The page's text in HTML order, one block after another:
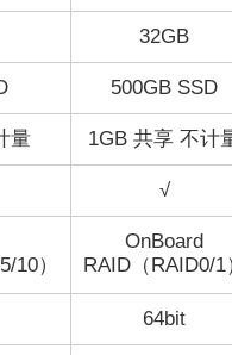
32GB
500GB SSD
量 1GB 共享 不计
√
10）
OnBoard
RAID（RAID0/1
64bit